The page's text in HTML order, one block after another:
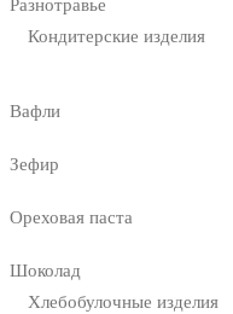
Разнотравье
Кондитерские изделия
Вафли
Зефир
Ореховая паста
Шоколад
Хлебобулочные изделия